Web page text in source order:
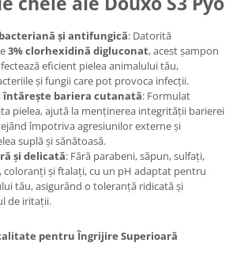
și antifungică: Datorită
3% clorhexidină digluconat, acest șampon
eficient pielea animalului tău,
și fungii care pot provoca infecții.
întărește bariera cutanată: Formulat
pielea, ajută la menținerea integrității barierei
împotriva agresiunilor externe și
suplă și sănătoasă.
și delicată: Fără parabeni, săpun, sulfați,
coloranți și ftalați, cu un pH adaptat pentru
tău, asigurând o toleranță ridicată și
de iritații.
pentru Îngrijire Superioară